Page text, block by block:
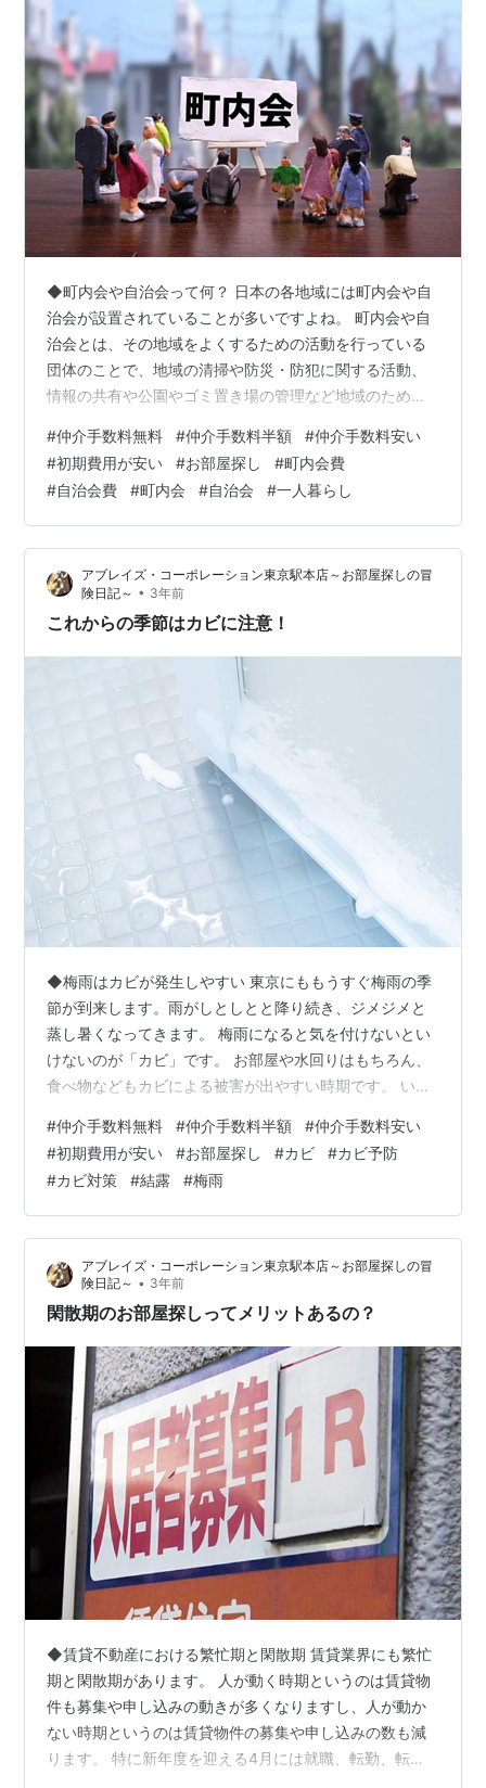
◆町内会や自治会って何？ 日本の各地域には町内会や自
治会が設置されていることが多いですよね。 町内会や自
治会とは、その地域をよくするための活動を行っている
団体のことで、地域の清掃や防災・防犯に関する活動、
情報の共有や公園やゴミ置き場の管理など地域のために
の活動の下支えとなるのが、町内会費や自治会費となり
ますが、はたして、これらの費用は支払う必要はあるの
でしょうか？ 本日は町内会や自治会に加入することのメ
リットやデメリットなども踏まえながらお話していこう
と思います。 ◆町内会や自治会への加入は任意 まず前提
として、町内会や自治会への加入は強制な…
#仲介手数料無料 #仲介手数料半額 #仲介手数料安い
#初期費用が安い #お部屋探し #町内会費
#自治会費 #町内会 #自治会 #一人暮らし
アブレイズ・コーポレーション東京駅本店～お部屋探しの冒
険日記～ • 3年前
これからの季節はカビに注意！
◆梅雨はカビが発生しやすい 東京にももうすぐ梅雨の季
節が到来します。雨がしとしとと降り続き、ジメジメと
蒸し暑くなってきます。 梅雨になると気を付けないとい
けないのが「カビ」です。 お部屋や水回りはもちろん、
食べ物などもカビによる被害が出やすい時期です。 いつ
とになってしまう可能性もありますし、カビは呼吸器系
のアレルギー疾患の原因になるなど健康にも被害を及ぼ
すものなので、できるだけ発生させずに予防したいもの
です。 これからの季節、どうしても気になってくるカビ
について本日はお話していきたいと思います。 ◆カビが
発生する原因 まず、カビを予防するため…
#仲介手数料無料 #仲介手数料半額 #仲介手数料安い
#初期費用が安い #お部屋探し #カビ #カビ予防
#カビ対策 #結露 #梅雨
アブレイズ・コーポレーション東京駅本店～お部屋探しの冒
険日記～ • 3年前
閑散期のお部屋探しってメリットあるの？
◆賃貸不動産における繁忙期と閑散期 賃貸業界にも繁忙
期と閑散期があります。 人が動く時期というのは賃貸物
件も募集や申し込みの動きが多くなりますし、人が動か
ない時期というのは賃貸物件の募集や申し込みの数も減
ります。 特に新年度を迎える4月には就職、転勤、転